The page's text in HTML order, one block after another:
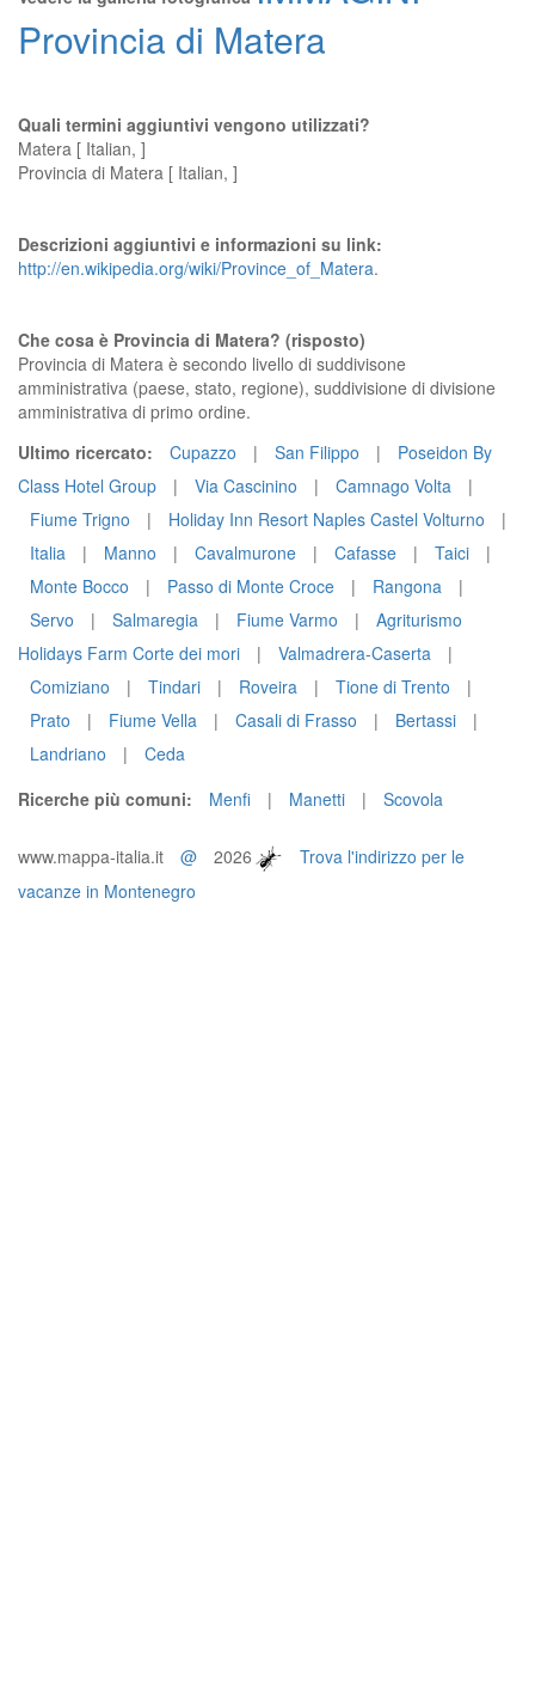
Provincia di Matera
Quali termini aggiuntivi vengono utilizzati?
Matera [ Italian, ]
Provincia di Matera [ Italian, ]
Descrizioni aggiuntivi e informazioni su link:
http://en.wikipedia.org/wiki/Province_of_Matera.
Che cosa è Provincia di Matera? (risposto)
Provincia di Matera è secondo livello di suddivisone
amministrativa (paese, stato, regione), suddivisione di divisione
amministrativa di primo ordine.
Ultimo ricercato:
Cupazzo | San Filippo |
Poseidon By
Class Hotel Group
| Via Cascinino | Camnago Volta
|
Fiume Trigno
| Holiday Inn Resort Naples Castel Volturno
|
Italia
| Manno | Cavalmurone | Cafasse | Taici
|
Monte Bocco
| Passo di Monte Croce | Rangona
|
Servo
| Salmaregia | Fiume Varmo |
Agriturismo
Holidays Farm Corte dei mori
| Valmadrera-Caserta
|
Comiziano
| Tindari | Roveira | Tione di Trento
|
Prato
| Fiume Vella | Casali di Frasso | Bertassi
|
Landriano
|
Ceda
Ricerche più comuni:
Menfi | Manetti | Scovola
www.mappa-italia.it @ 2026
Trova l'indirizzo per le
vacanze in Montenegro